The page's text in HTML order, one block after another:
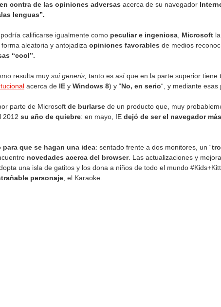
en contra de las opiniones adversas acerca de su navegador
lenguas”.
calificarse igualmente como peculiar e ingeniosa Microsoft
aleatoria y antojadiza opiniones favorables de medios
“cool”.
resulta muy sui generis, tanto es así que en la parte superior tiene
acerca de IE y Windows 8) y “No, en serio“, y mediante esas
parte de Microsoft de burlarse de un producto que, muy
2012 su año de quiebre: en mayo, IE dejó de ser el navegador
para que se hagan una idea: sentado frente a dos monitores, un “
novedades acerca del browser. Las actualizaciones y
una isla de gatitos y los dona a niños de todo el mundo
personaje , el Karaoke.